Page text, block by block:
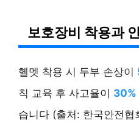
보호장비 착용과
헬멧 착용 시 두부 손상이
칙 교육 후 사고율이 30%
습니다 (출처: 한국안전